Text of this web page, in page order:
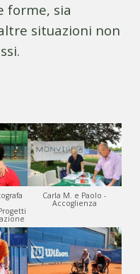
forme, sia
situazioni non
Carla M. e Paolo -
Accoglienza